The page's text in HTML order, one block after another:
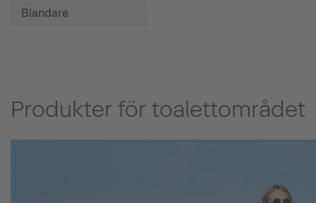
Blandare
Produkter för toalettområdet